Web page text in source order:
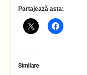
Partajează asta:
Similare